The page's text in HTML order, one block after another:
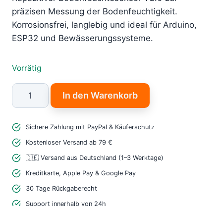
präzisen Messung der Bodenfeuchtigkeit.
Korrosionsfrei, langlebig und ideal für Arduino,
ESP32 und Bewässerungssysteme.
Vorrätig
Kapazitiver
Bodenfeuchtesensor
–
Zuverlässiger
Feuchtigkeitssensor
Menge
In den Warenkorb
Sichere Zahlung mit PayPal & Käuferschutz
Kostenloser Versand ab 79 €
🇩🇪 Versand aus Deutschland (1–3 Werktage)
Kreditkarte, Apple Pay & Google Pay
30 Tage Rückgaberecht
Support innerhalb von 24h